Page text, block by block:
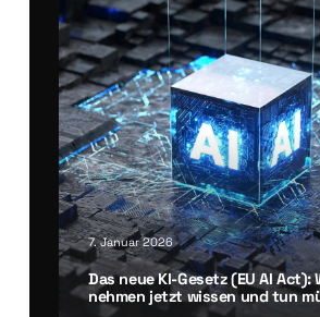
7. Januar 2026
Das neue KI-Gesetz (EU AI
neh­men jetzt wis­sen und tun